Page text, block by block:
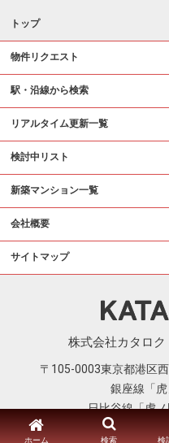
トップ
物件リクエスト
駅・沿線から検索
リアルタイム更新一覧
検討中リスト
新築マンション一覧
会社概要
サイトマップ
株式会社カタロク
〒105-0003東京都港区
銀座線「
日比谷線「虎
Copyright ©
ホーム
検索 検